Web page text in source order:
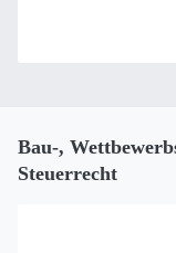
Bau-,
Steuerrecht